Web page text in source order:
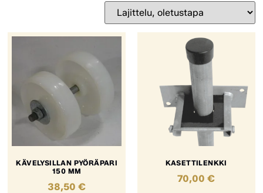
KÄVELYSILLAN PYÖRÄPARI
150 MM
38,50€
KASETTILENKKI
70,00€